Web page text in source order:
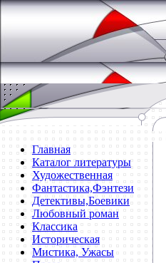
Главная
Каталог литературы
Художественная
Фантастика,Фэнтези
Детективы,Боевики
Любовный роман
Классика
Историческая
Мистика, Ужасы